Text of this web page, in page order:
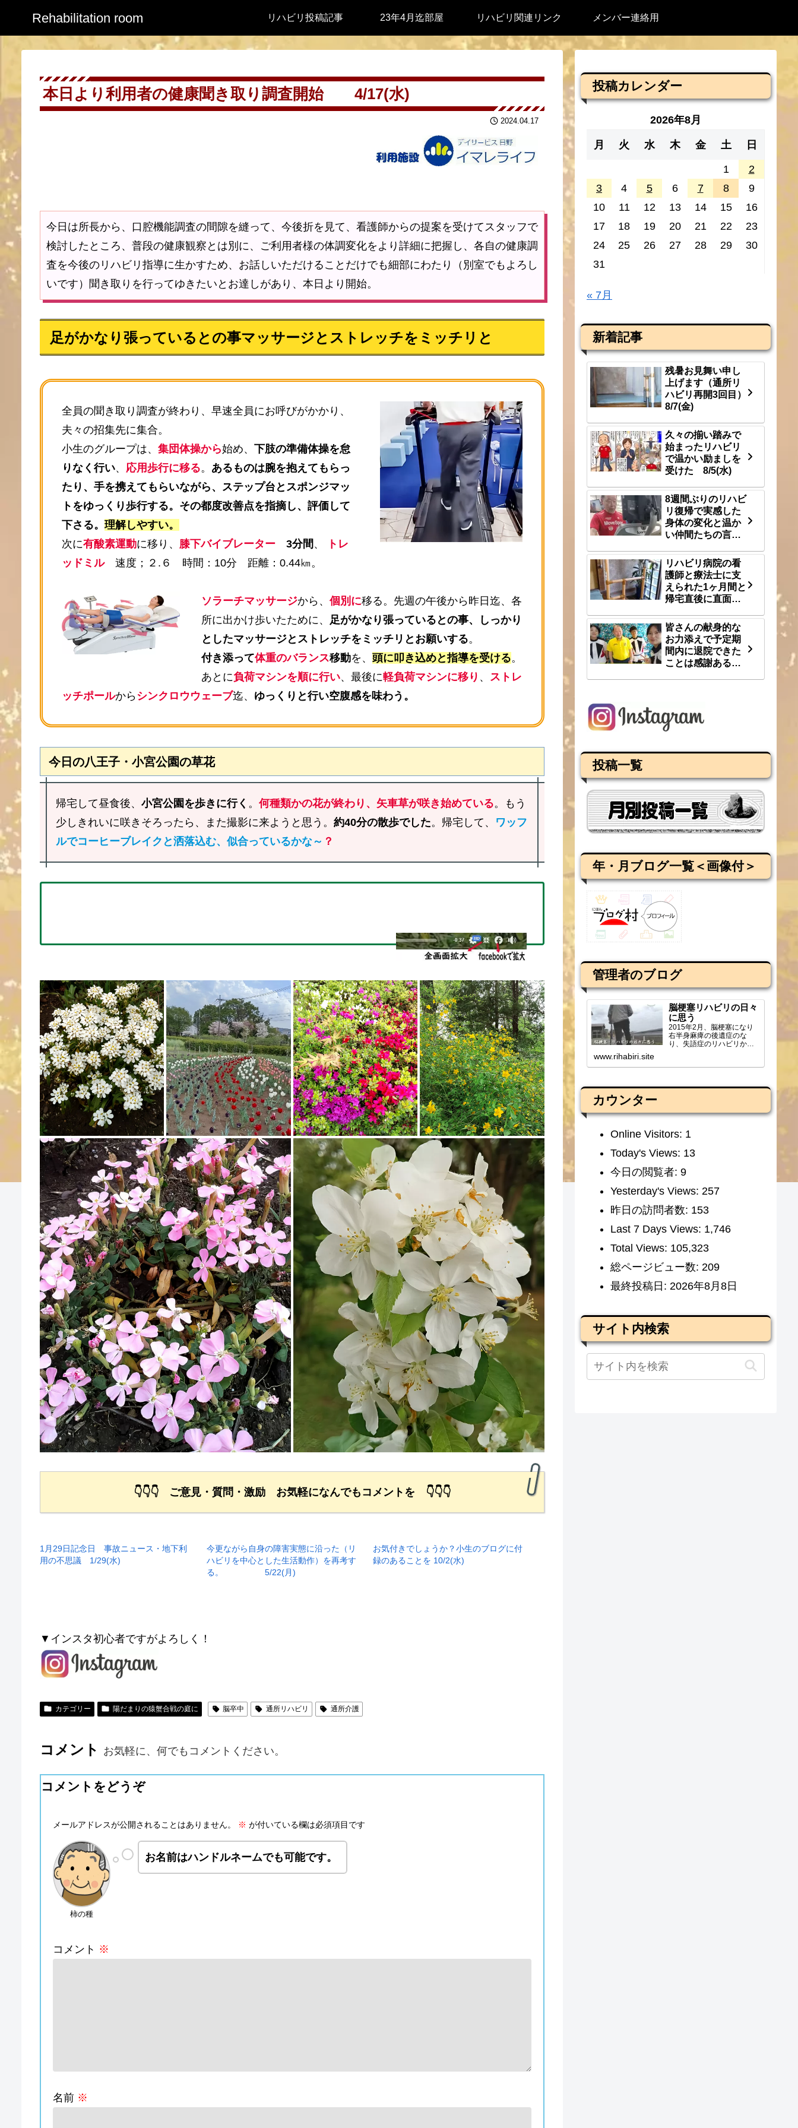
Rehabilitation room リハビリ投稿記事 23年4月迄部屋 リハビリ関連リンク メンバー連絡用
本日より利用者の健康聞き取り調査開始 4/17(水)
2024.04.17
今日は所長から、口腔機能調査の間隙を縫って、今後折を見て、看護師からの提案を受けてスタッフで
検討したところ、普段の健康観察とは別に、ご利用者様の体調変化をより詳細に把握し、各自の健康調
査を今後のリハビリ指導に生かすため、お話しいただけることだけでも細部にわたり（別室でもよろし
いです）聞き取りを行ってゆきたいとお達しがあり、本日より開始。
足がかなり張っているとの事マッサージとストレッチをミッチリと
全員の聞き取り調査が終わり、早速全員にお呼びがかかり、
夫々の招集先に集合。
小生のグループは、集団体操から始め、下肢の準備体操を怠
りなく行い、 応用歩行に移る。 あるものは腕を抱えてもらっ
たり、手を携えてもらいながら、ステップ台とスポンジマッ
トをゆっくり歩行する。その都度改善点を指摘し、評価して
下さる。理解しやすい。
次に有酸素運動に移り、 膝下バイブレーター 3分間 、
トレ
ッドミル速度；２.６ 時間：10分 距離：0.44㎞。
ソラーチマッサージから、個別に移る。先週の午後から昨日迄、各
所に出かけ歩いたために、 足がかなり張っているとの事、しっかり
としたマッサージとストレッチをミッチリとお願いする。
付き添って体重のバランス移動を、頭に叩き込めと指導を受ける。
あとに負荷マシンを順に行い、最後に軽負荷マシンに移り 、 ストレ
ッチポールからシンクロウウェーブ迄、 ゆっくりと行い空腹感を味わう。
今日の八王子・小宮公園の草花
帰宅して昼食後、 小宮公園を歩きに行く 。 何種類かの花が終わり、矢車草が咲き始めている。もう
少しきれいに咲きそろったら、また撮影に来ようと思う。 約40分の散歩でした。帰宅して、 ワッフ
ルでコーヒーブレイクと洒落込む、似合っているかな～ ？
👇👇👇 ご意見・質問・激励 お気軽になんでもコメントを 👇👇👇
1月29日記念日 事故ニュース・地下利
用の不思議 1/29(水)
今更ながら自身の障害実態に沿った（リ
ハビリを中心とした生活動作）を再考す
る。 5/22(月)
お気付きでしょうか？小生のブログに付
録のあることを 10/2(水)
▼インスタ初心者ですがよろしく！
カテゴリー 陽だまりの猿蟹合戦の庭に 脳卒中 通所リハビリ 通所介護
コメント お気軽に、何でもコメントください。
コメントをどうぞ
メールアドレスが公開されることはありません。 ※ が付いている欄は必須項目です
柿の種
お名前はハンドルネームでも可能です。
コメント ※
名前 ※
投稿カレンダー
2026年8月
月 火 水 木 金 土 日
1
2
3
4 5 6 7 8
9
10
11 12 13 14 15
16
17
18 19 20 21 22
23
24
25 26 27 28 29
30
31
« 7月
新着記事
残暑お見舞い申し
上げます（通所リ
ハビリ再開3回目）
8/7(金)
久々の揃い踏みで
始まったリハビリ
で温かい励ましを
受けた 8/5(水)
8週間ぶりのリハビ
リ復帰で実感した
身体の変化と温か
い仲間たちの言
リハビリ病院の看
護師と療法士に支
えられた1ヶ月間と
帰宅直後に直面し
な壁 8/1(土)
皆さんの献身的な
お力添えで予定期
間内に退院できた
ことは感謝あるの
投稿一覧
年・月ブログ一覧＜画像付＞
管理者のブログ
脳梗塞リハビリの日々
に思う
2015年2月、脳梗塞になり
右半身麻痺の後遺症のな
り、失語症のリハビリから
www.rihabiri.site
カウンター
Online Visitors: 1
Today's Views: 13
今日の閲覧者: 9
Yesterday's Views: 257
昨日の訪問者数: 153
Last 7 Days Views: 1,746
Total Views: 105,323
総ページビュー数: 209
最終投稿日: 2026年8月8日
サイト内検索